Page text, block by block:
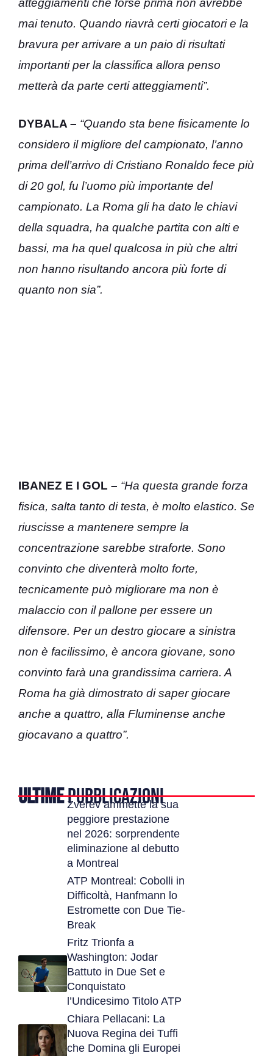
mai tenuto. Quando riavrà certi giocatori e la
bravura per arrivare a un paio di risultati
importanti per la classifica allora penso
metterà da parte certi atteggiamenti”.
DYBALA – “Quando sta bene fisicamente lo
considero il migliore del campionato, l’anno
prima dell’arrivo di Cristiano Ronaldo fece più
di 20 gol, fu l’uomo più importante del
campionato. La Roma gli ha dato le chiavi
della squadra, ha qualche partita con alti e
bassi, ma ha quel qualcosa in più che altri
non hanno risultando ancora più forte di
quanto non sia”.
IBANEZ E I GOL – “Ha questa grande forza
fisica, salta tanto di testa, è molto elastico. Se
riuscisse a mantenere sempre la
concentrazione sarebbe straforte. Sono
convinto che diventerà molto forte,
tecnicamente può migliorare ma non è
malaccio con il pallone per essere un
difensore. Per un destro giocare a sinistra
non è facilissimo, è ancora giovane, sono
convinto farà una grandissima carriera. A
Roma ha già dimostrato di saper giocare
anche a quattro, alla Fluminense anche
giocavano a quattro”.
ULTIMEPUBBLICAZIONI
Zverev ammette la sua
peggiore prestazione
nel 2026: sorprendente
eliminazione al debutto
a Montreal
ATP Montreal: Cobolli in
Difficoltà, Hanfmann lo
Estromette con Due Tie-
Break
Fritz Trionfa a
Washington: Jodar
Battuto in Due Set e
Conquistato
l’Undicesimo Titolo ATP
Chiara Pellacani: La
Nuova Regina dei Tuffi
che Domina gli Europei